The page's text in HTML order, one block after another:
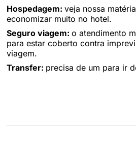
Hospedagem: veja nossa
economizar muito no hotel.
Seguro viagem: o atendimento
para estar coberto contra
viagem.
Transfer: precisa de um para ir